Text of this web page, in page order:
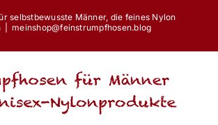
selbstbewusste Männer, die feines Nylon
meinshop@feinstrumpfhosen.blog